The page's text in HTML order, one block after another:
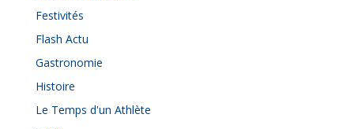
Festivités
Flash Actu
Gastronomie
Histoire
Le Temps d'un Athlète